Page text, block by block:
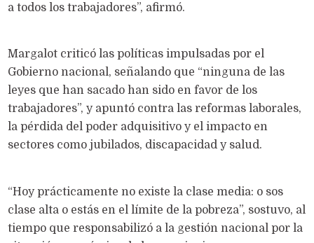
a todos los trabajadores”, afirmó.
Margalot criticó las políticas impulsadas por el
Gobierno nacional, señalando que “ninguna de las
leyes que han sacado han sido en favor de los
trabajadores”, y apuntó contra las reformas laborales,
la pérdida del poder adquisitivo y el impacto en
sectores como jubilados, discapacidad y salud.
“Hoy prácticamente no existe la clase media: o sos
clase alta o estás en el límite de la pobreza”, sostuvo, al
tiempo que responsabilizó a la gestión nacional por la